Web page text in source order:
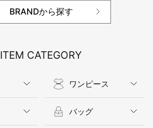
BRANDから探す
ITEM CATEGORY
ワンピース
バッグ